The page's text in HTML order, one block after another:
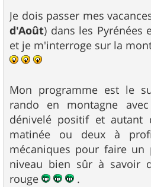
g
e
Je dois passer mes
d'Août) dans les Pyrénées
et je m'interroge sur la
Mon programme est le
rando en montagne
dénivelé positif et autant
matinée ou deux à
mécaniques pour faire un
niveau bien sûr à savoir
rouge
.